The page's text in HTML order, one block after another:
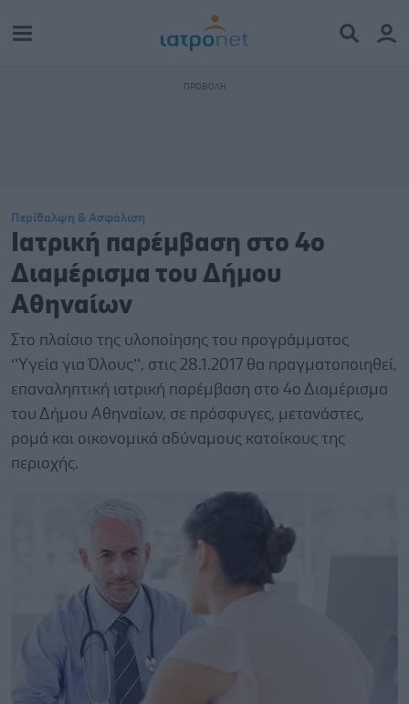
Περίθαλψη & Ασφάλιση
Ιατρική παρέμβαση στο 4ο
Διαμέρισμα του Δήμου
Αθηναίων
Στο πλαίσιο της υλοποίησης του προγράμματος
‘’Υγεία για Όλους’’, στις 28.1.2017 θα πραγματοποιηθεί,
επαναληπτική ιατρική παρέμβαση στο 4ο Διαμέρισμα
του Δήμου Αθηναίων, σε πρόσφυγες, μετανάστες,
ρομά και οικονομικά αδύναμους κατοίκους της
περιοχής.